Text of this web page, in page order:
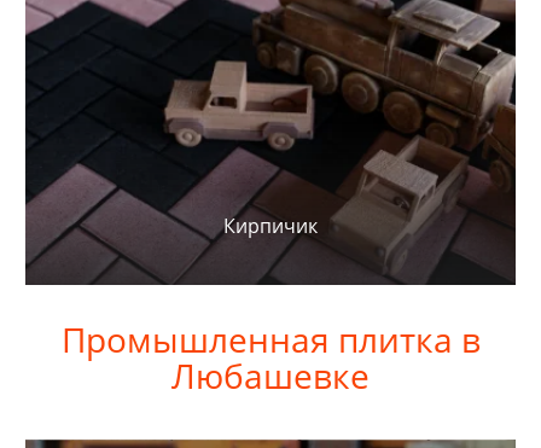
Кирпичик
Промышленная плитка в
Любашевке